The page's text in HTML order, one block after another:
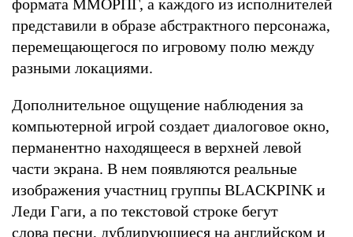
формата ММОРПГ, а каждого из исполнителей
представили в образе абстрактного персонажа,
перемещающегося по игровому полю между
разными локациями.
Дополнительное ощущение наблюдения за
компьютерной игрой создает диалоговое окно,
перманентно находящееся в верхней левой
части экрана. В нем появляются реальные
изображения участниц группы BLACKPINK и
Леди Гаги, а по текстовой строке бегут
слова песни, дублирующиеся на английском и